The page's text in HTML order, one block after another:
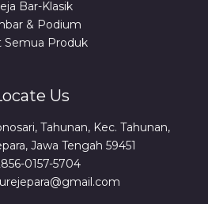
Bar-Klasik
& Podium
Semua Produk
Us
Tahunan, Kec. Tahunan,
Jawa Tengah 59451
0157-5704